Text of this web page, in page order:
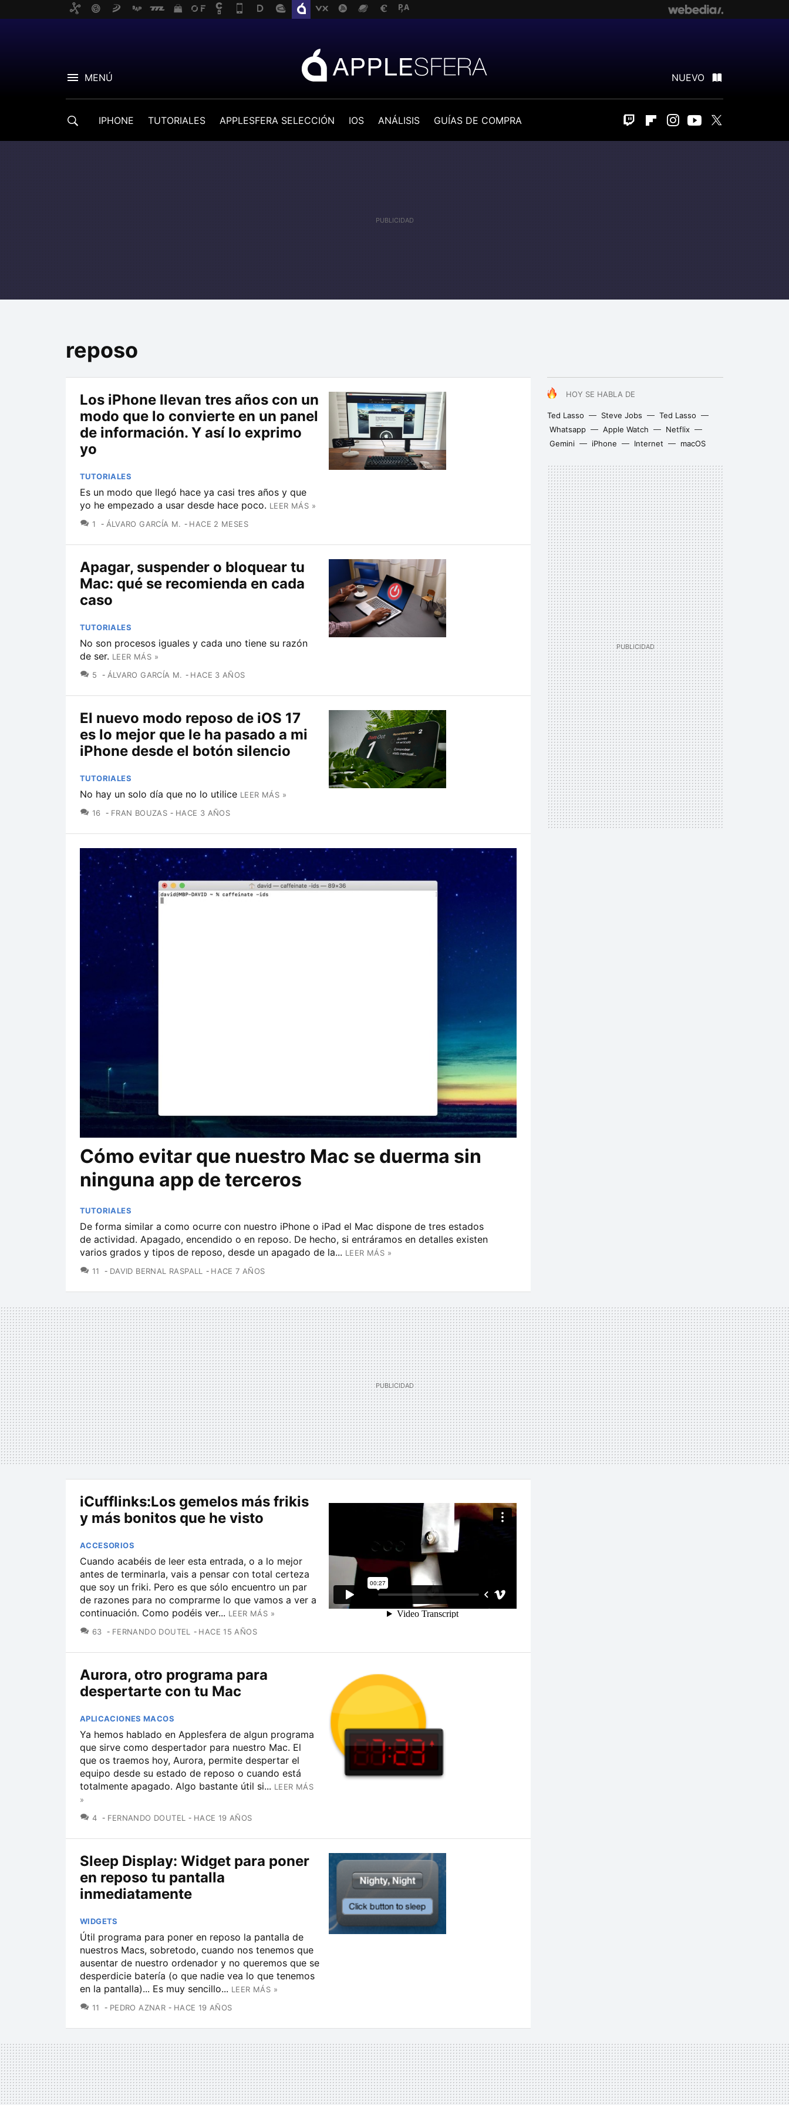
MENÚ NUEVO
IPHONE TUTORIALES APPLESFERA SELECCIÓN IOS ANÁLISIS GUÍAS DE COMPRA Twitch FlipboardInstagram
Youtube
reposo
HOY SE HABLA DE
Ted Lasso Steve Jobs
Ted Lasso
Whatsapp
Apple Watch
Netflix
Gemini
iPhone Internet macOS
Los iPhone llevan tres años con un
modo que lo convierte en un panel
de información. Y así lo exprimo
yo
TUTORIALES
Es un modo que llegó hace ya casi tres años y que
yo he empezado a usar desde hace poco. LEER MÁS »
1
COMENTARIOS
ÁLVARO GARCÍA M. HACE 2 MESES
Apagar, suspender o bloquear tu
Mac: qué se recomienda en cada
caso
TUTORIALES
No son procesos iguales y cada uno tiene su razón
de ser. LEER MÁS »
5
COMENTARIOS
ÁLVARO GARCÍA M. HACE 3 AÑOS
El nuevo modo reposo de iOS 17
es lo mejor que le ha pasado a mi
iPhone desde el botón silencio
TUTORIALES
No hay un solo día que no lo utilice LEER MÁS »
16 COMENTARIOS
FRAN BOUZAS HACE 3 AÑOS
Cómo evitar que nuestro Mac se duerma sin
ninguna app de terceros
TUTORIALES
De forma similar a como ocurre con nuestro iPhone o iPad el Mac dispone de tres estados
de actividad. Apagado, encendido o en reposo. De hecho, si entráramos en detalles existen
varios grados y tipos de reposo, desde un apagado de la... LEER MÁS »
11
COMENTARIOS
DAVID BERNAL RASPALL HACE 7 AÑOS
iCufflinks:Los gemelos más frikis
y más bonitos que he visto
ACCESORIOS
Cuando acabéis de leer esta entrada, o a lo mejor
antes de terminarla, vais a pensar con total certeza
que soy un friki. Pero es que sólo encuentro un par
de razones para no comprarme lo que vamos a ver a
continuación. Como podéis ver... LEER MÁS »
63 COMENTARIOS
FERNANDO DOUTEL HACE 15 AÑOS
Aurora, otro programa para
despertarte con tu Mac
APLICACIONES MACOS
Ya hemos hablado en Applesfera de algun programa
que sirve como despertador para nuestro Mac. El
que os traemos hoy, Aurora, permite despertar el
equipo desde su estado de reposo o cuando está
totalmente apagado. Algo bastante útil si... LEER MÁS
»
4 COMENTARIOS
FERNANDO DOUTEL HACE 19 AÑOS
Sleep Display: Widget para poner
en reposo tu pantalla
inmediatamente
WIDGETS
Útil programa para poner en reposo la pantalla de
nuestros Macs, sobretodo, cuando nos tenemos que
ausentar de nuestro ordenador y no queremos que se
desperdicie batería (o que nadie vea lo que tenemos
en la pantalla)... Es muy sencillo... LEER MÁS »
11
COMENTARIOS
PEDRO AZNAR HACE 19 AÑOS